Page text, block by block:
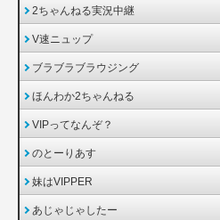
2ちゃんねる実況中継
V速ニュップ
ブラブラブラウジング
ほんわか2ちゃんねる
VIPってなんぞ？
のとーりあす
妹はVIPPER
あじゃじゃしたー